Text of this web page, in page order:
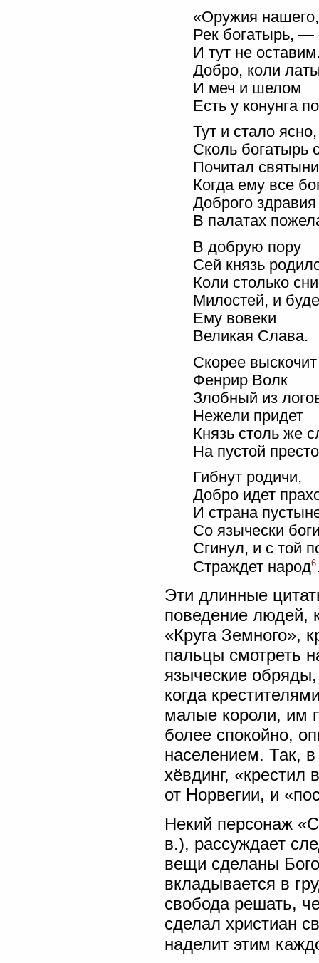
«Оружия
Рек богатырь, —
И тут не
Добро, коли
И меч и шелом
Есть у конунга
Тут и стало ясно,
Сколь богатырь
Почитал
Когда ему все
Доброго здравия
В палатах
В добрую пору
Сей князь
Коли столько
Милостей, и
Ему вовеки
Великая Слава.
Скорее выскочит
Фенрир Волк
Злобный из
Нежели придет
Князь столь же
На пустой
Гибнут родичи,
Добро идет
И страна
Со язычески
Сгинул, и с той
Страждет народ6
Эти длинные
поведение людей,
«Круга Земного»,
пальцы смотреть
языческие
когда
малые короли, им
более спокойно,
населением. Так,
хёвдинг,
от Норвегии, и
Некий персонаж
в.), рассуждает
вещи сделаны
вкладывается в
свобода решать,
сделал христиан
наделит этим